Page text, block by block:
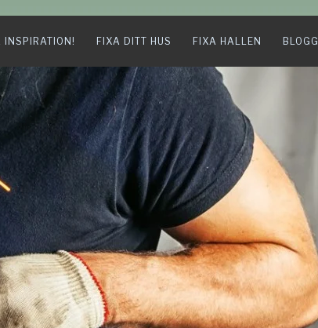
INSPIRATION! FIXA DITT HUS FIXA HALLEN BLOGG